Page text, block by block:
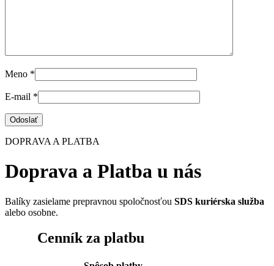
Meno *
E-mail *
DOPRAVA A PLATBA
Doprava a Platba u nás
Balíky zasielame prepravnou spoločnosťou SDS kuriérska služba
alebo osobne.
Cenník za platbu